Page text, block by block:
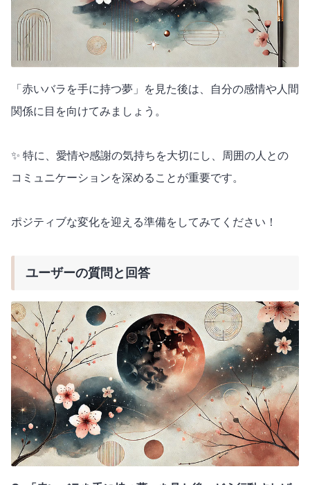
「赤いバラを手に持つ夢」を見た後は、自分の感情や人間
関係に目を向けてみましょう。
✨ 特に、愛情や感謝の気持ちを大切にし、周囲の人との
コミュニケーションを深めることが重要です。
ポジティブな変化を迎える準備をしてみてください！
ユーザーの質問と回答